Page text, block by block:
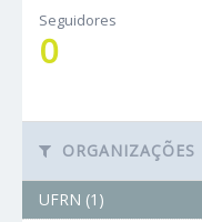
Seguidores
0
ORGANIZAÇÕES
UFRN (1)